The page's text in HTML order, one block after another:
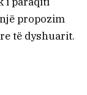
propozim
të dyshuarit.